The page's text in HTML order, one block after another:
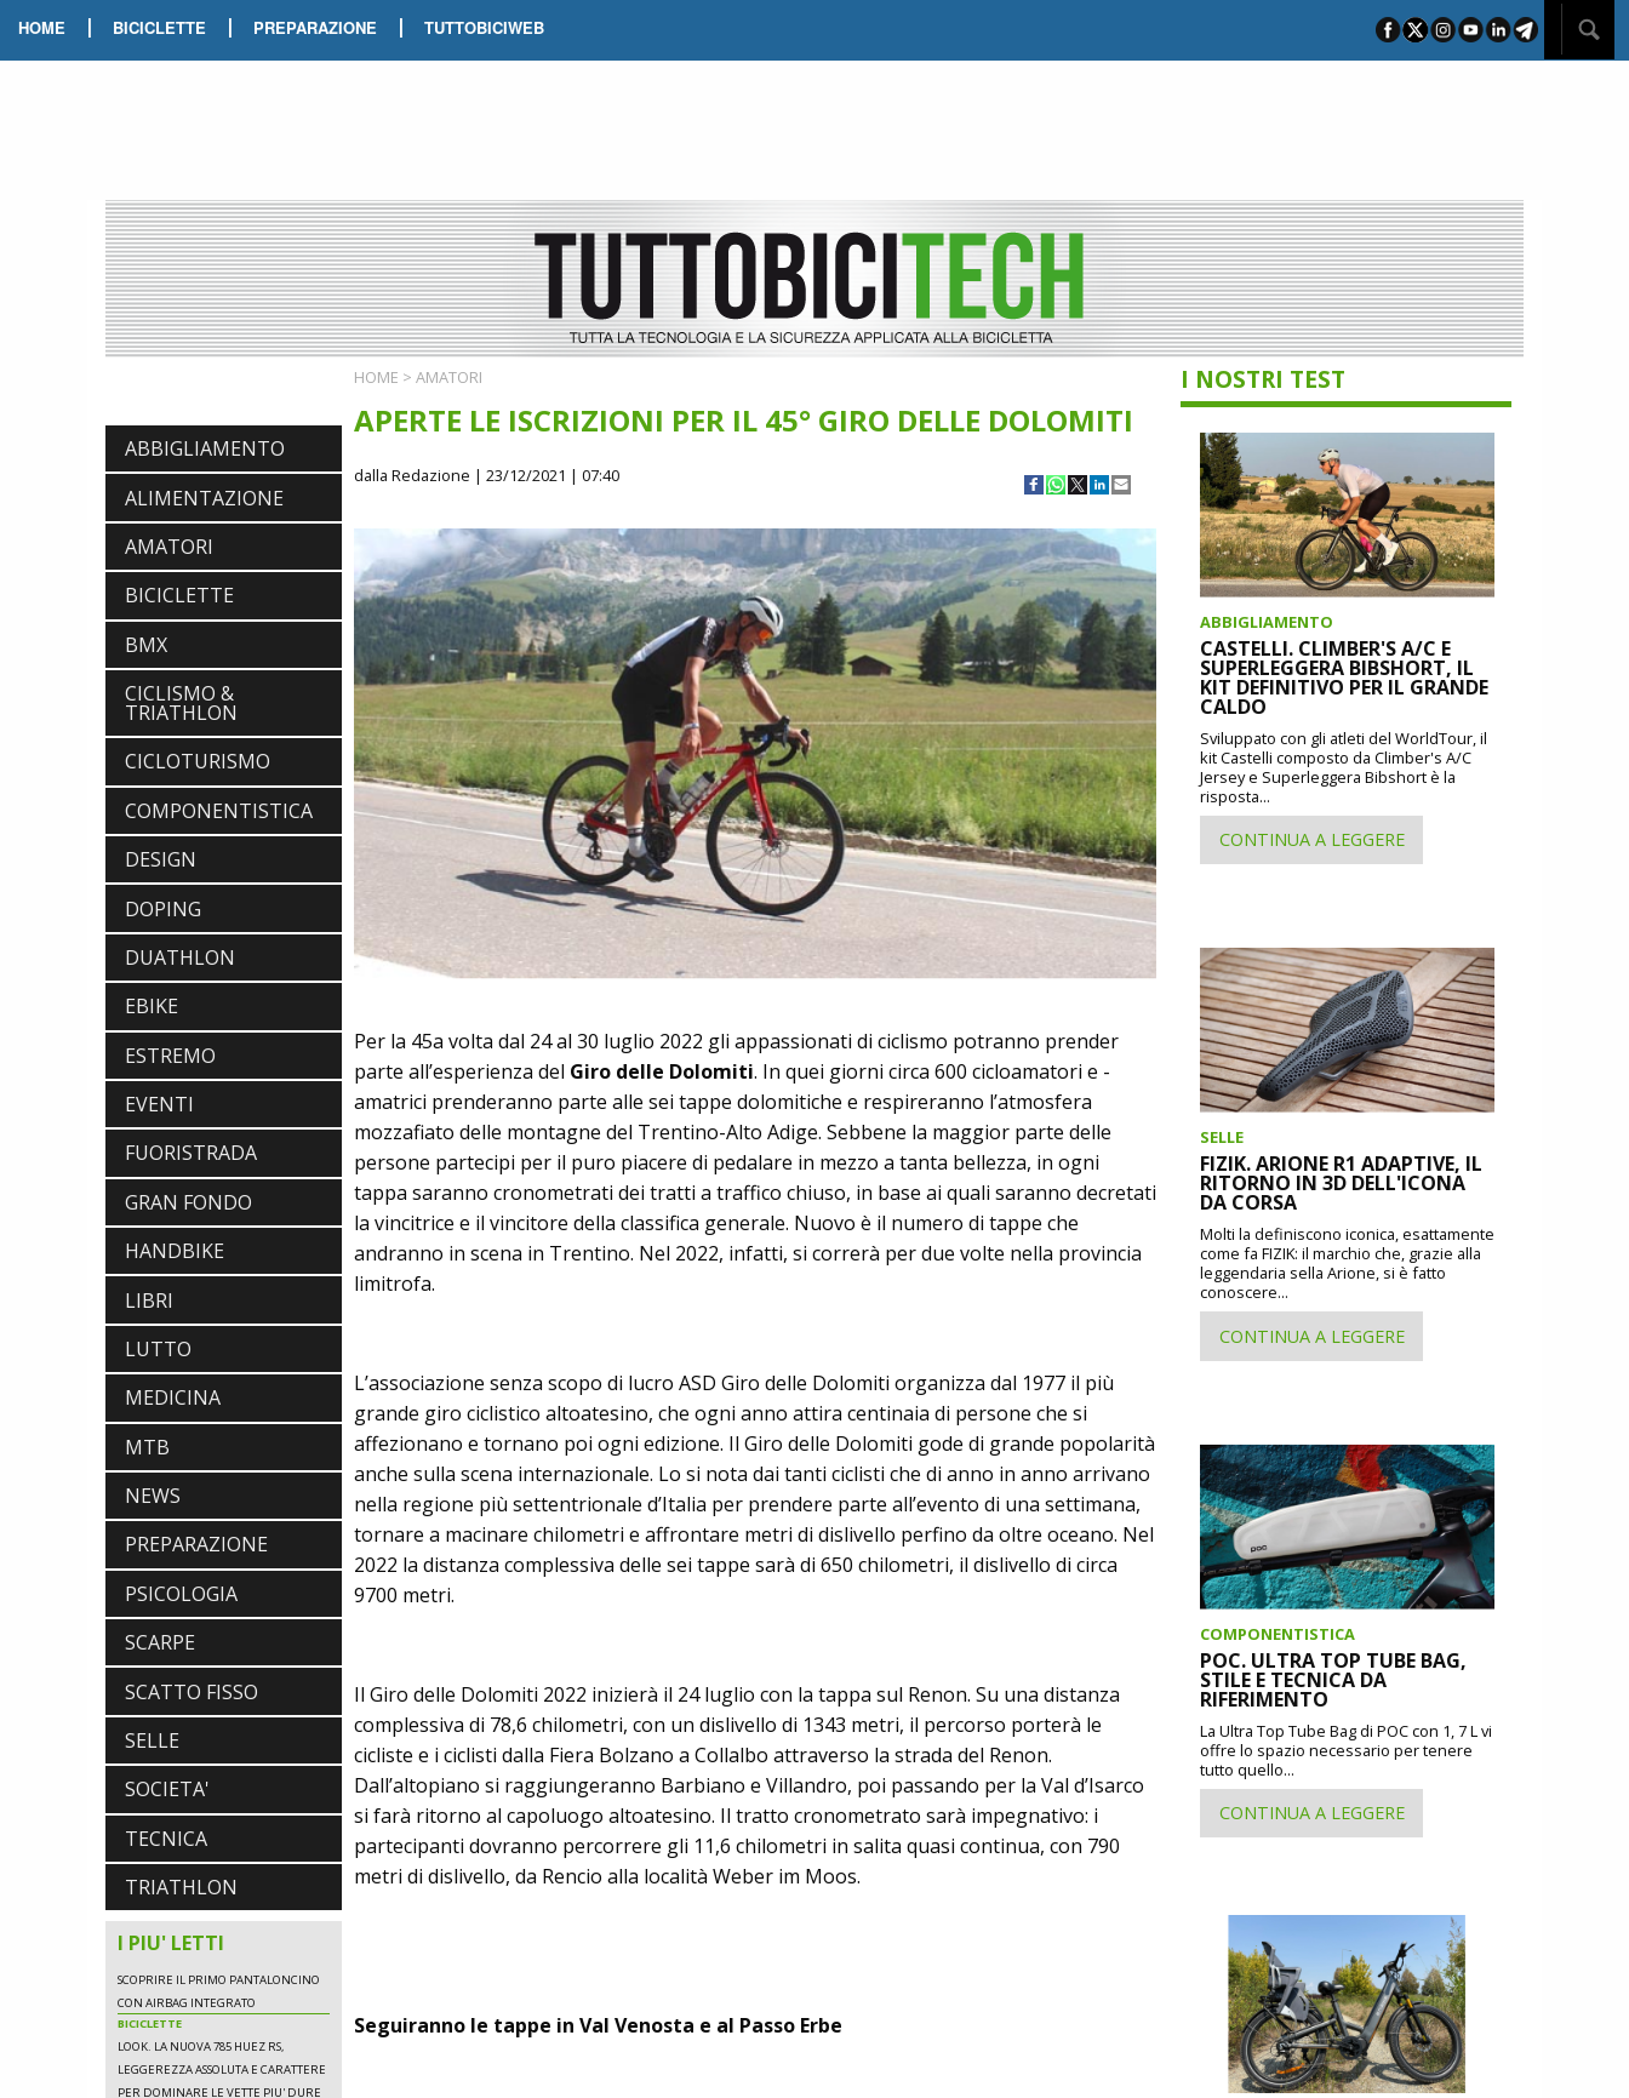
HOME | BICICLETTE | PREPARAZIONE | TUTTOBICIWEB
ABBIGLIAMENTO
ALIMENTAZIONE
AMATORI
BICICLETTE
BMX
CICLISMO &
TRIATHLON
CICLOTURISMO
COMPONENTISTICA
DESIGN
DOPING
DUATHLON
EBIKE
ESTREMO
EVENTI
FUORISTRADA
GRAN FONDO
HANDBIKE
LIBRI
LUTTO
MEDICINA
MTB
NEWS
PREPARAZIONE
PSICOLOGIA
SCARPE
SCATTO FISSO
SELLE
SOCIETA'
TECNICA
TRIATHLON
I PIU' LETTI
ABBIGLIAMENTO
NALINI. APPUNTAMENTO A IBF PER
SCOPRIRE IL PRIMO PANTALONCINO
CON AIRBAG INTEGRATO
BICICLETTE
LOOK. LA NUOVA 785 HUEZ RS,
PER DOMINARE LE VETTE PIU' DURE
ABBIGLIAMENTO
SCOPRIRE IL PRIMO PANTALONCINO
CON AIRBAG INTEGRATO
LEGGEREZZA ASSOLUTA E CARATTERE
HOME > AMATORI
APERTE LE ISCRIZIONI PER IL 45° GIRO DELLE DOLOMITI
dalla Redazione | 23/12/2021 | 07:40
Per la 45a volta dal 24 al 30 luglio 2022 gli appassionati di ciclismo potranno prender
parte all’esperienza del Giro delle Dolomiti. In quei giorni circa 600 cicloamatori e -
amatrici prenderanno parte alle sei tappe dolomitiche e respireranno l’atmosfera
mozzafiato delle montagne del Trentino-Alto Adige. Sebbene la maggior parte delle
persone partecipi per il puro piacere di pedalare in mezzo a tanta bellezza, in ogni
tappa saranno cronometrati dei tratti a traffico chiuso, in base ai quali saranno decretati
la vincitrice e il vincitore della classifica generale. Nuovo è il numero di tappe che
andranno in scena in Trentino. Nel 2022, infatti, si correrà per due volte nella provincia
limitrofa.
L’associazione senza scopo di lucro ASD Giro delle Dolomiti organizza dal 1977 il più
grande giro ciclistico altoatesino, che ogni anno attira centinaia di persone che si
affezionano e tornano poi ogni edizione. Il Giro delle Dolomiti gode di grande popolarità
anche sulla scena internazionale. Lo si nota dai tanti ciclisti che di anno in anno arrivano
nella regione più settentrionale d’Italia per prendere parte all’evento di una settimana,
tornare a macinare chilometri e affrontare metri di dislivello perfino da oltre oceano. Nel
2022 la distanza complessiva delle sei tappe sarà di 650 chilometri, il dislivello di circa
9700 metri.
Il Giro delle Dolomiti 2022 inizierà il 24 luglio con la tappa sul Renon. Su una distanza
complessiva di 78,6 chilometri, con un dislivello di 1343 metri, il percorso porterà le
cicliste e i ciclisti dalla Fiera Bolzano a Collalbo attraverso la strada del Renon.
Dall’altopiano si raggiungeranno Barbiano e Villandro, poi passando per la Val d’Isarco
si farà ritorno al capoluogo altoatesino. Il tratto cronometrato sarà impegnativo: i
partecipanti dovranno percorrere gli 11,6 chilometri in salita quasi continua, con 790
metri di dislivello, da Rencio alla località Weber im Moos.
Seguiranno le tappe in Val Venosta e al Passo Erbe
I NOSTRI TEST
ABBIGLIAMENTO
CASTELLI. CLIMBER'S A/C E
SUPERLEGGERA BIBSHORT, IL
KIT DEFINITIVO PER IL GRANDE
CALDO
Sviluppato con gli atleti del WorldTour, il
kit Castelli composto da Climber's A/C
Jersey e Superleggera Bibshort è la
risposta...
CONTINUA A LEGGERE
SELLE
FIZIK. ARIONE R1 ADAPTIVE, IL
RITORNO IN 3D DELL'ICONA
DA CORSA
Molti la definiscono iconica, esattamente
come fa FIZIK: il marchio che, grazie alla
leggendaria sella Arione, si è fatto
conoscere...
CONTINUA A LEGGERE
COMPONENTISTICA
POC. ULTRA TOP TUBE BAG,
STILE E TECNICA DA
RIFERIMENTO
La Ultra Top Tube Bag di POC con 1, 7 L vi
offre lo spazio necessario per tenere
tutto quello...
CONTINUA A LEGGERE